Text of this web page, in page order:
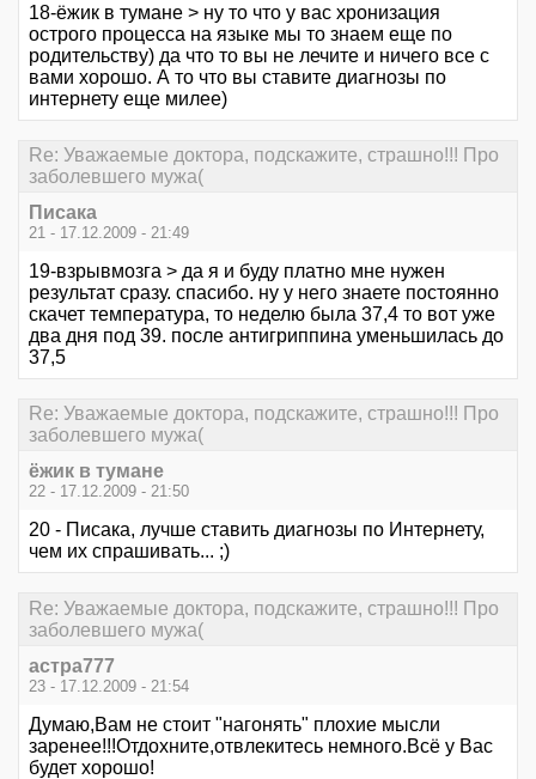
18-ёжик в тумане > ну то что у вас хронизация
острого процесса на языке мы то знаем еще по
родительству) да что то вы не лечите и ничего все с
вами хорошо. А то что вы ставите диагнозы по
интернету еще милее)
Re: Уважаемые доктора, подскажите, страшно!!! Про
заболевшего мужа(
Писака
21 - 17.12.2009 - 21:49
19-взрывмозга > да я и буду платно мне нужен
результат сразу. спасибо. ну у него знаете постоянно
скачет температура, то неделю была 37,4 то вот уже
два дня под 39. после антигриппина уменьшилась до
37,5
Re: Уважаемые доктора, подскажите, страшно!!! Про
заболевшего мужа(
ёжик в тумане
22 - 17.12.2009 - 21:50
20 - Писака, лучше ставить диагнозы по Интернету,
чем их спрашивать... ;)
Re: Уважаемые доктора, подскажите, страшно!!! Про
заболевшего мужа(
астра777
23 - 17.12.2009 - 21:54
Думаю,Вам не стоит "нагонять" плохие мысли
заренее!!!Отдохните,отвлекитесь немного.Всё у Вас
будет хорошо!